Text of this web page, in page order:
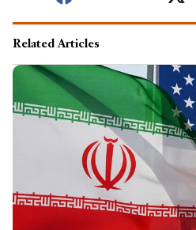
Related Articles